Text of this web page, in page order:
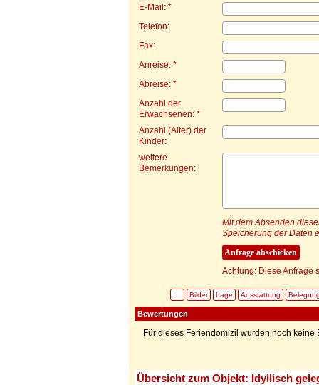
E-Mail: *
Telefon:
Fax:
Anreise: *
Abreise: *
Anzahl der
Erwachsenen: *
Anzahl (Alter) der
Kinder:
weitere
Bemerkungen:
Mit dem Absenden
Speicherung der Daten
Achtung: Diese Anfrage
Bilder Lage Ausstattung
Bewertungen
Für dieses Feriendomizil wurden noch
Übersicht zum Objekt: Idyllisch